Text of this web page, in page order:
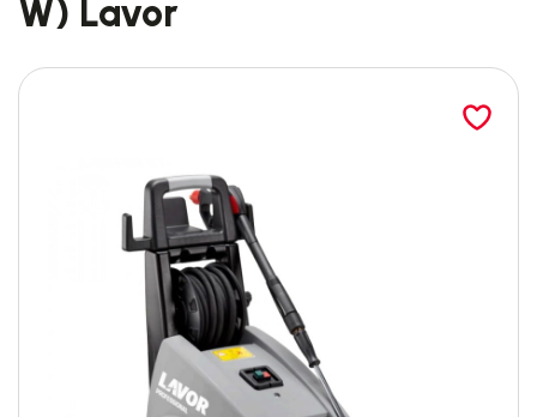
W) Lavor